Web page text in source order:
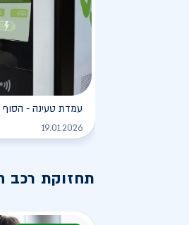
עמדת טעינה -
19.01.2026
תחזוקת רכב